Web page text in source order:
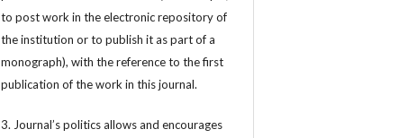
to post work in the electronic repository of
the institution or to publish it as part of a
monograph), with the reference to the first
publication of the work in this journal.
3. Journal’s politics allows and encourages